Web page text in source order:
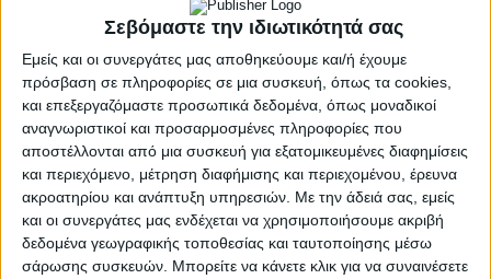
Σεβόμαστε την ιδιωτικότητά σας
Εμείς και οι συνεργάτες μας αποθηκεύουμε και/ή έχουμε
πρόσβαση σε πληροφορίες σε μια συσκευή, όπως τα cookies,
και επεξεργαζόμαστε προσωπικά δεδομένα, όπως μοναδικοί
αναγνωριστικοί και προσαρμοσμένες πληροφορίες που
αποστέλλονται από μια συσκευή για εξατομικευμένες διαφημίσεις
και περιεχόμενο, μέτρηση διαφήμισης και περιεχομένου, έρευνα
ακροατηρίου και ανάπτυξη υπηρεσιών. Με την άδειά σας, εμείς
και οι συνεργάτες μας ενδέχεται να χρησιμοποιήσουμε ακριβή
δεδομένα γεωγραφικής τοποθεσίας και ταυτοποίησης μέσω
σάρωσης συσκευών. Μπορείτε να κάνετε κλικ για να συναινέσετε
ομιλίες εκπροσώπων μαζικών εργατικών,
νεολαιίστικων κ.α. λαϊκών φορέων.
Και απ’ τις παρεμβάσεις όσο και απ’ τη μαζικότητα
της εκδήλωσης εκφράστηκε η ανάγκη μαχητικής
συμπόρευσης με το ΚΚΕ, όπως και ενίσχυσης του
ρεύματος αμφισβήτησης της πολιτικής της
κυβέρνησης της ΝΔ, αλλά και όλων των αστικών
κομμάτων, που συμπορεύονται στο σύστημα της
εκμετάλλευσης, της φτώχειας, των πολέμων, της